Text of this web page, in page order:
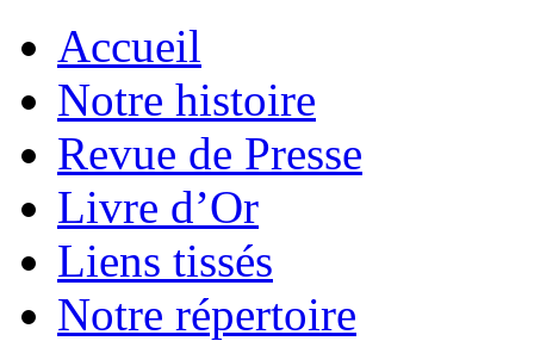
Accueil
Notre histoire
Revue de Presse
Livre d’Or
Liens tissés
Notre répertoire